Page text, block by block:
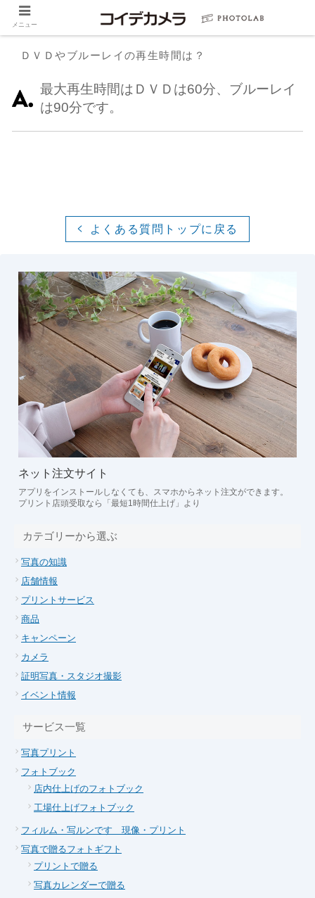
ＤＶＤやブルーレイの再生時間は？
最大再生時間はＤＶＤは60分、ブルーレイ
は90分です。
よくある質問トップに戻る
ネット注文サイト
アプリをインストールしなくても、スマホからネット注文ができます。
プリント店頭受取なら「最短1時間仕上げ」より
カテゴリーから選ぶ
写真の知識
店舗情報
プリントサービス
商品
キャンペーン
カメラ
証明写真・スタジオ撮影
イベント情報
サービス一覧
写真プリント
フォトブック
店内仕上げのフォトブック
工場仕上げフォトブック
フィルム・写ルンです 現像・プリント
写真で贈るフォトギフト
プリントで贈る
写真カレンダーで贈る
メニュー